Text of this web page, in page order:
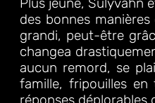
des bonnes
grandi, peut-être
changea
aucun remord, se
famille, fripouilles en